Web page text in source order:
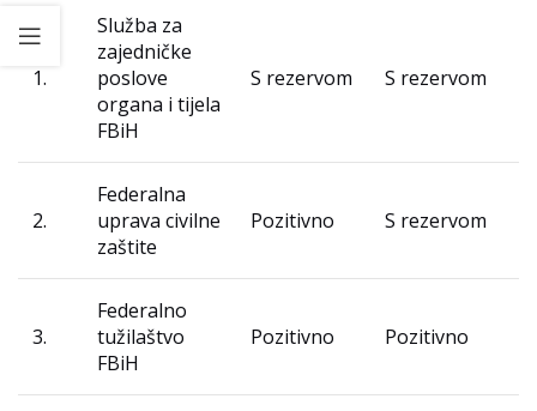
1.
Služba za
zajedničke
poslove
organa i tijela
FBiH
S rezervom S rezervom
2.
Federalna
uprava civilne
zaštite
Pozitivno S rezervom
3.
Federalno
tužilaštvo
FBiH
Pozitivno Pozitivno